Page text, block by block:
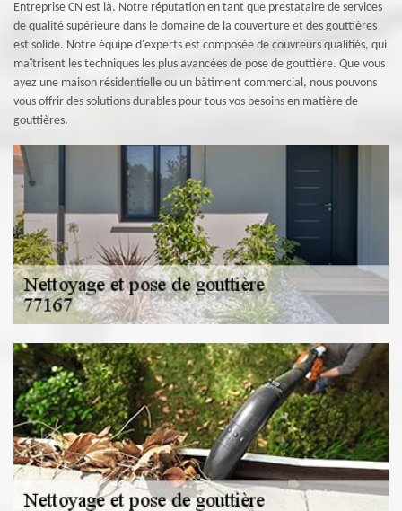
Entreprise CN est là. Notre réputation en tant que prestataire de services
de qualité supérieure dans le domaine de la couverture et des gouttières
est solide. Notre équipe d'experts est composée de couvreurs qualifiés, qui
maîtrisent les techniques les plus avancées de pose de gouttière. Que vous
ayez une maison résidentielle ou un bâtiment commercial, nous pouvons
vous offrir des solutions durables pour tous vos besoins en matière de
gouttières.